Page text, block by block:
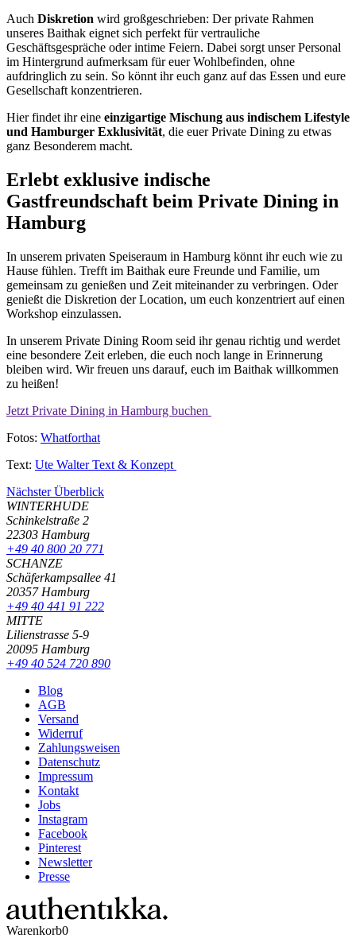
Auch Diskretion wird großgeschrieben: Der private Rahmen
unseres Baithak eignet sich perfekt für vertrauliche
Geschäftsgespräche oder intime Feiern. Dabei sorgt unser Personal
im Hintergrund aufmerksam für euer Wohlbefinden, ohne
aufdringlich zu sein. So könnt ihr euch ganz auf das Essen und eure
Gesellschaft konzentrieren.
Hier findet ihr eine einzigartige Mischung aus indischem Lifestyle
und Hamburger Exklusivität, die euer Private Dining zu etwas
ganz Besonderem macht.
Erlebt exklusive indische
Gastfreundschaft beim Private Dining in
Hamburg
In unserem privaten Speiseraum in Hamburg könnt ihr euch wie zu
Hause fühlen. Trefft im Baithak eure Freunde und Familie, um
gemeinsam zu genießen und Zeit miteinander zu verbringen. Oder
genießt die Diskretion der Location, um euch konzentriert auf einen
Workshop einzulassen.
In unserem Private Dining Room seid ihr genau richtig und werdet
eine besondere Zeit erleben, die euch noch lange in Erinnerung
bleiben wird. Wir freuen uns darauf, euch im Baithak willkommen
zu heißen!
Jetzt Private Dining in Hamburg buchen
Fotos: Whatforthat
Text: Ute Walter Text & Konzept
Nächster Überblick
WINTERHUDE
Schinkelstraße 2
22303 Hamburg
+49 40 800 20 771
SCHANZE
Schäferkampsallee 41
20357 Hamburg
+49 40 441 91 222
MITTE
Lilienstrasse 5-9
20095 Hamburg
+49 40 524 720 890
Blog
AGB
Versand
Widerruf
Zahlungsweisen
Datenschutz
Impressum
Kontakt
Jobs
Instagram
Facebook
Pinterest
Newsletter
Presse
Warenkorb0